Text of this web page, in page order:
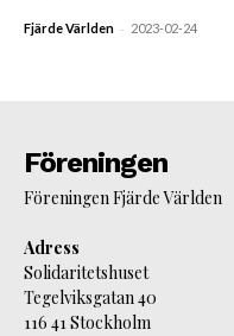
Fjärde Världen - 2023-02-24
Föreningen
Föreningen Fjärde Världen
Adress
Solidaritetshuset
Tegelviksgatan 40
116 41 Stockholm